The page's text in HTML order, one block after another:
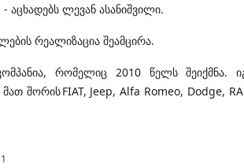
- აცხადებს ლევან ასანიშვილი.
რეალიზაცია შეამცირა.
რომელიც 2010 წელს შეიქმნა.
შორის FIAT, Jeep, Alfa Romeo, Dodge,